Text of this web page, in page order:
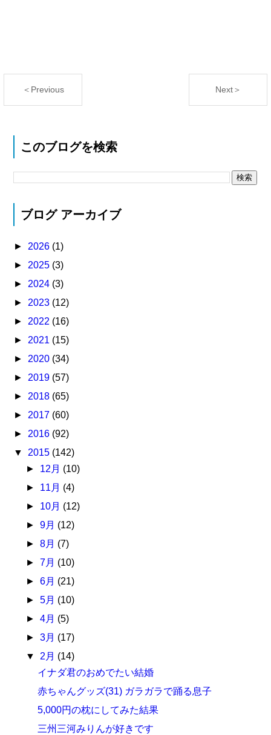
＜Previous Next＞
このブログを検索
ブログ アーカイブ
► 2026 (1)
► 2025 (3)
► 2024 (3)
► 2023 (12)
► 2022 (16)
► 2021 (15)
► 2020 (34)
► 2019 (57)
► 2018 (65)
► 2017 (60)
► 2016 (92)
▼ 2015 (142)
► 12月 (10)
► 11月 (4)
► 10月 (12)
► 9月 (12)
► 8月 (7)
► 7月 (10)
► 6月 (21)
► 5月 (10)
► 4月 (5)
► 3月 (17)
▼ 2月 (14)
イナダ君のおめでたい結婚
赤ちゃんグッズ(31) ガラガラで踊る息子
5,000円の枕にしてみた結果
三州三河みりんが好きです